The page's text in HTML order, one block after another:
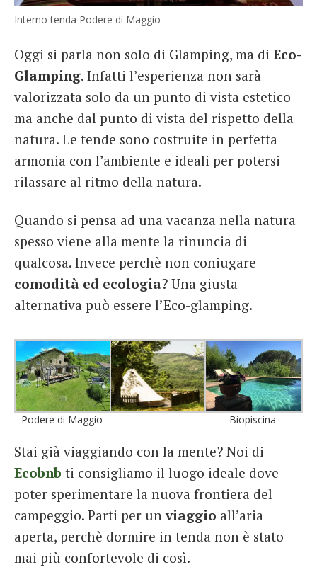
Interno tenda Podere di Maggio
Oggi si parla non solo di Glamping, ma di Eco-
Glamping. Infatti l’esperienza non sarà
valorizzata solo da un punto di vista estetico
ma anche dal punto di vista del rispetto della
natura. Le tende sono costruite in perfetta
armonia con l’ambiente e ideali per potersi
rilassare al ritmo della natura.
Quando si pensa ad una vacanza nella natura
spesso viene alla mente la rinuncia di
qualcosa. Invece perchè non coniugare
comodità ed ecologia? Una giusta
alternativa può essere l’Eco-glamping.
Podere di Maggio Biopiscina
Stai già viaggiando con la mente? Noi di
Ecobnb ti consigliamo il luogo ideale dove
poter sperimentare la nuova frontiera del
campeggio. Parti per unviaggio all’aria
aperta, perchè dormire in tenda non è stato
mai più confortevole di così.